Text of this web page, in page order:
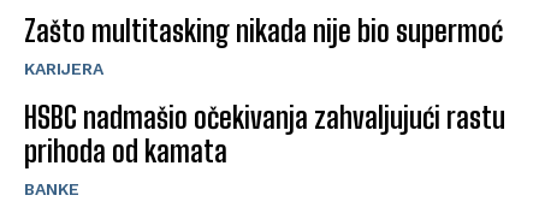
Zašto multitasking nikada nije bio supermoć
KARIJERA
HSBC nadmašio očekivanja zahvaljujući rastu
prihoda od kamata
BANKE